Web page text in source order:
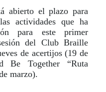
abierto el plazo para
actividades que ha
para este primer
del Club Braille
de acertijos (19 de
Be Together “Ruta
marzo).